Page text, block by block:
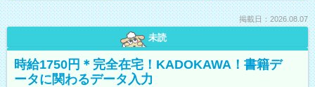
掲載日：2026.08.07
未読
時給1750円＊完全在宅！KADOKAWA！書籍デ
ータに関わるデータ入力